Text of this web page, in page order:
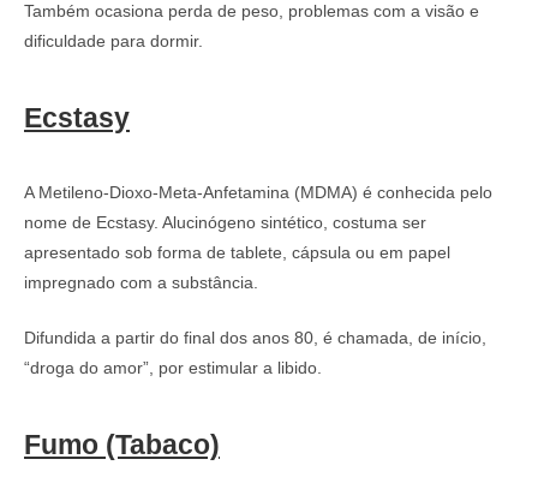
Também ocasiona perda de peso, problemas com a visão e
dificuldade para dormir.
Ecstasy
A Metileno-Dioxo-Meta-Anfetamina (MDMA) é conhecida pelo
nome de Ecstasy. Alucinógeno sintético, costuma ser
apresentado sob forma de tablete, cápsula ou em papel
impregnado com a substância.
Difundida a partir do final dos anos 80, é chamada, de início,
“droga do amor”, por estimular a libido.
Fumo (Tabaco)